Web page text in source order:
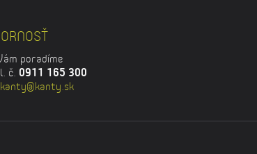
poradíme
č. 0911 165 300
kanty@kanty.sk